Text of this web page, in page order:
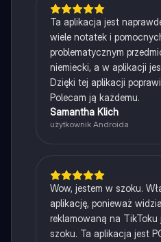
Ta aplikacja jest
wiele notatek i
problematycznym
niemiecki, a w aplikacji
Dzięki tej aplikacji
Polecam ją każdemu.
Samantha Klich
użytkownik Androida
Wow, jestem w szoku.
aplikację, ponieważ
reklamowaną na
szoku. Ta aplikacja jest